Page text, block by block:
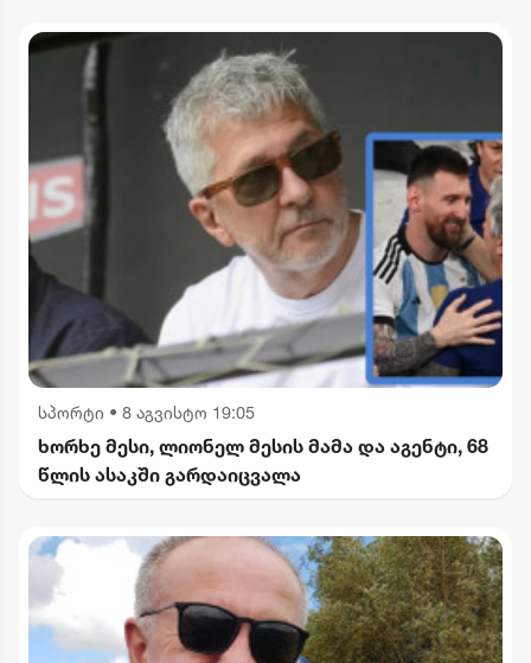
სპორტი • 8 აგვისტო 19:05
ხორხე მესი, ლიონელ მესის მამა და აგენტი, 68
წლის ასაკში გარდაიცვალა